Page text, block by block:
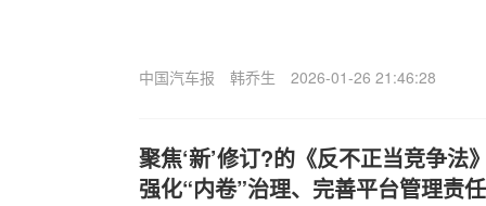
中国汽车报 韩乔生 2026-01-26 21:46:28
聚焦‘新’修订?的《反不正当竞争
强化“内卷”治理、完善平台管理责